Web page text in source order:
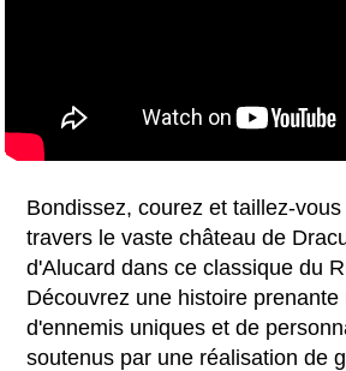
Bondissez, courez et taillez-
travers le vaste château de
d'Alucard dans ce classique du
Découvrez une histoire prenante
d'ennemis uniques et de
soutenus par une réalisation de